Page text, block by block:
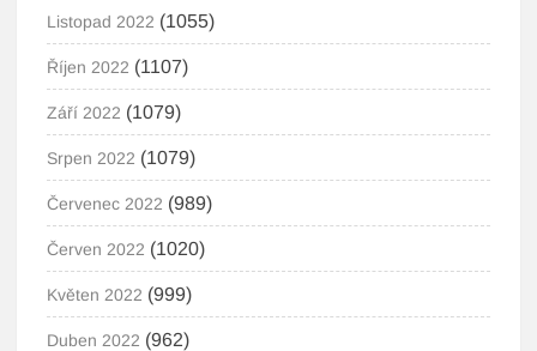
Listopad 2022 (1055)
Říjen 2022 (1107)
Září 2022 (1079)
Srpen 2022 (1079)
Červenec 2022 (989)
Červen 2022 (1020)
Květen 2022 (999)
Duben 2022 (962)